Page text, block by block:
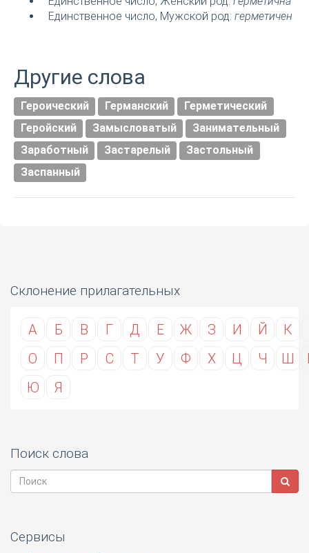
Единственное число, Мужской род: герметичен
Другие слова
Героический Германский
Герметический
Геройский
Замысловатый
Занимательный
Заработный
Застарелый
Застольный
Заспанный
Склонение прилагательных
А Б В Г Д Е Ж З И Й К
О
П Р С Т У Ф Х Ц Ч Ш
Ю
Я
Поиск слова
Сервисы